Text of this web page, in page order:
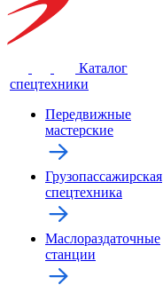
Каталог
спецтехники
Передвижные
мастерские
Грузопассажирская
спецтехника
Маслораздаточные
станции